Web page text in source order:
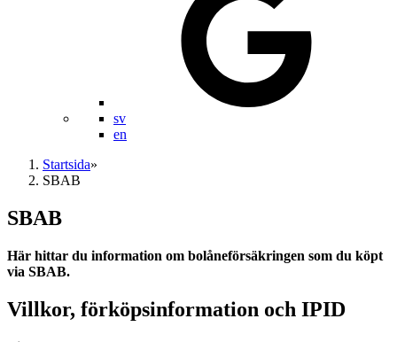
sv
en
Startsida»
SBAB
SBAB
Här hittar du information om bolåneförsäkringen som du köpt
via SBAB.
Villkor, förköpsinformation och IPID